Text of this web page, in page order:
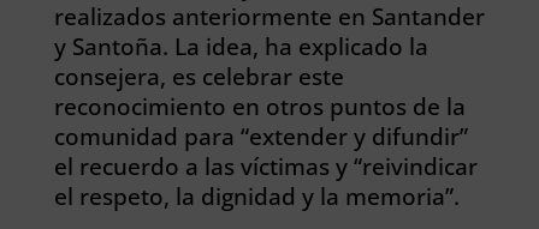
realizados anteriormente en Santander
y Santoña. La idea, ha explicado la
consejera, es celebrar este
reconocimiento en otros puntos de la
comunidad para “extender y difundir”
el recuerdo a las víctimas y “reivindicar
el respeto, la dignidad y la memoria”.